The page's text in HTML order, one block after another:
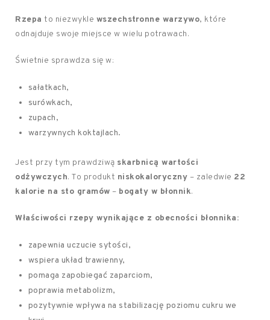
Rzepa to niezwykle wszechstronne warzywo, które
odnajduje swoje miejsce w wielu potrawach.
Świetnie sprawdza się w:
sałatkach,
surówkach,
zupach,
warzywnych koktajlach.
Jest przy tym prawdziwą skarbnicą wartości
odżywczych. To produkt niskokaloryczny – zaledwie 22
kalorie na sto gramów – bogaty w błonnik.
Właściwości rzepy wynikające z obecności błonnika:
zapewnia uczucie sytości,
wspiera układ trawienny,
pomaga zapobiegać zaparciom,
poprawia metabolizm,
pozytywnie wpływa na stabilizację poziomu cukru we